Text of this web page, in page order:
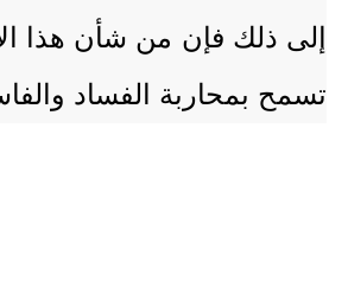
إلى ذلك فإن من شأن هذا
تسمح بمحاربة الفساد